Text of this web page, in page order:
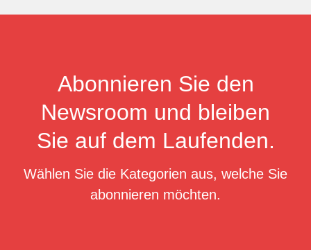
Abonnieren Sie den
Newsroom und bleiben
Sie auf dem Laufenden.
Wählen Sie die Kategorien aus, welche Sie
abonnieren möchten.